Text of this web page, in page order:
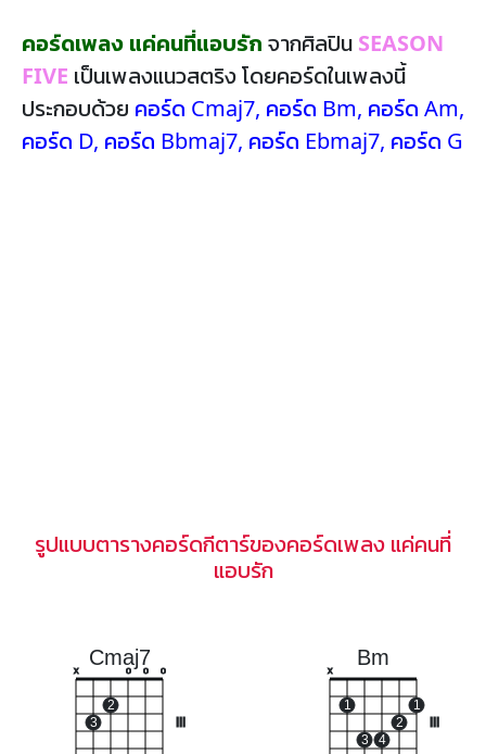
คอร์ดเพลง แค่คนที่แอบรัก จากศิลปิน SEASON
FIVE เป็นเพลงแนวสตริง โดยคอร์ดในเพลงนี้
ประกอบด้วย คอร์ด Cmaj7, คอร์ด Bm, คอร์ด Am,
คอร์ด D, คอร์ด Bbmaj7, คอร์ด Ebmaj7, คอร์ด G
รูปแบบตารางคอร์ดกีตาร์ของคอร์ดเพลง แค่คนที่
แอบรัก
Cmaj7
x
3
2
o o o
Bm
x
1
3 4
2
1